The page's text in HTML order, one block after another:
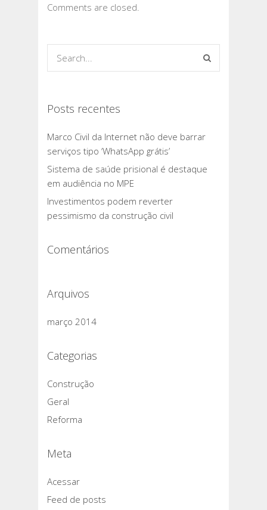
Comments are closed.
Posts recentes
Marco Civil da Internet não deve barrar
serviços tipo ‘WhatsApp grátis’
Sistema de saúde prisional é destaque
em audiência no MPE
Investimentos podem reverter
pessimismo da construção civil
Comentários
Arquivos
março 2014
Categorias
Construção
Geral
Reforma
Meta
Acessar
Feed de posts